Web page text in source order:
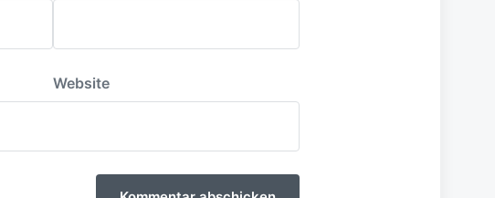
Website